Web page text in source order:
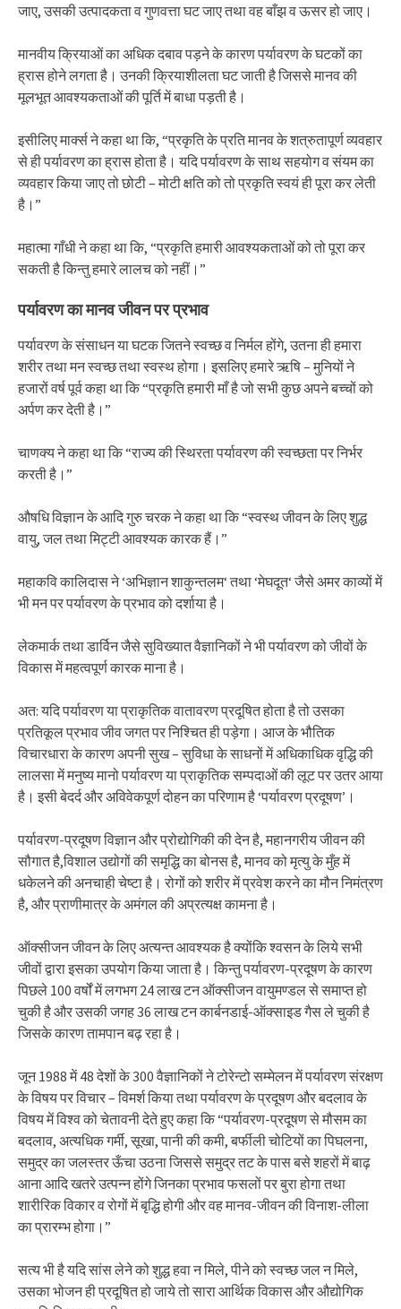
जाए, उसकी उत्पादकता व गुणवत्ता घट जाए तथा वह बाँझ व ऊसर हो जाए।
मानवीय क्रियाओं का अधिक दबाव पड़ने के कारण पर्यावरण के घटकों का
ह्रास होने लगता है। उनकी क्रियाशीलता घट जाती है जिससे मानव की
मूलभूत आवश्यकताओं की पूर्ति में बाधा पड़ती है।
इसीलिए मार्क्स ने कहा था कि, “प्रकृति के प्रति मानव के शत्रुतापूर्ण व्यवहार
से ही पर्यावरण का ह्रास होता है। यदि पर्यावरण के साथ सहयोग व संयम का
व्यवहार किया जाए तो छोटी – मोटी क्षति को तो प्रकृति स्वयं ही पूरा कर लेती
है।”
महात्मा गाँधी ने कहा था कि, “प्रकृति हमारी आवश्यकताओं को तो पूरा कर
सकती है किन्तु हमारे लालच को नहीं।”
पर्यावरण का मानव जीवन पर प्रभाव
पर्यावरण के संसाधन या घटक जितने स्वच्छ व निर्मल होंगे, उतना ही हमारा
शरीर तथा मन स्वच्छ तथा स्वस्थ होगा। इसलिए हमारे ऋषि – मुनियों ने
हजारों वर्ष पूर्व कहा था कि “प्रकृति हमारी माँ है जो सभी कुछ अपने बच्चों को
अर्पण कर देती है।”
चाणक्य ने कहा था कि “राज्य की स्थिरता पर्यावरण की स्वच्छता पर निर्भर
करती है।”
औषधि विज्ञान के आदि गुरु चरक ने कहा था कि “स्वस्थ जीवन के लिए शुद्ध
वायु, जल तथा मिट्टी आवश्यक कारक हैं।”
महाकवि कालिदास ने ‘अभिज्ञान शाकुन्तलम‘ तथा ‘मेघदूत‘ जैसे अमर काव्यों में
भी मन पर पर्यावरण के प्रभाव को दर्शाया है।
लेकमार्क तथा डार्विन जैसे सुविख्यात वैज्ञानिकों ने भी पर्यावरण को जीवों के
विकास में महत्वपूर्ण कारक माना है।
अत: यदि पर्यावरण या प्राकृतिक वातावरण प्रदूषित होता है तो उसका
प्रतिकूल प्रभाव जीव जगत पर निश्चित ही पड़ेगा। आज के भौतिक
विचारधारा के कारण अपनी सुख – सुविधा के साधनों में अधिकाधिक वृद्धि की
लालसा में मनुष्य मानो पर्यावरण या प्राकृतिक सम्पदाओं की लूट पर उतर आया
है। इसी बेदर्द और अविवेकपूर्ण दोहन का परिणाम है ‘पर्यावरण प्रदूषण’।
पर्यावरण-प्रदूषण विज्ञान और प्रोद्योगिकी की देन है, महानगरीय जीवन की
सौगात है,विशाल उद्योगों की समृद्धि का बोनस है, मानव को मृत्यु के मुँह में
धकेलने की अनचाही चेष्टा है। रोगों को शरीर में प्रवेश करने का मौन निमंत्रण
है, और प्राणीमात्र के अमंगल की अप्रत्यक्ष कामना है।
ऑक्सीजन जीवन के लिए अत्यन्त आवश्यक है क्योंकि श्वसन के लिये सभी
जीवों द्वारा इसका उपयोग किया जाता है। किन्तु पर्यावरण-प्रदूषण के कारण
पिछले 100 वर्षों में लगभग 24 लाख टन ऑक्सीजन वायुमण्डल से समाप्त हो
चुकी है और उसकी जगह 36 लाख टन कार्बनडाई-ऑक्साइड गैस ले चुकी है
जिसके कारण तामपान बढ़ रहा है।
जून 1988 में 48 देशों के 300 वैज्ञानिकों ने टोरेन्टो सम्मेलन में पर्यावरण संरक्षण
के विषय पर विचार – विमर्श किया तथा पर्यावरण के प्रदूषण और बदलाव के
विषय में विश्व को चेतावनी देते हुए कहा कि “पर्यावरण-प्रदूषण से मौसम का
बदलाव, अत्यधिक गर्मी, सूखा, पानी की कमी, बर्फीली चोटियों का पिघलना,
समुद्र का जलस्तर ऊँचा उठना जिससे समुद्र तट के पास बसे शहरों में बाढ़
आना आदि खतरे उत्पन्न होंगे जिनका प्रभाव फसलों पर बुरा होगा तथा
शारीरिक विकार व रोगों में बृद्धि होगी और वह मानव-जीवन की विनाश-लीला
का प्रारम्भ होगा।”
सत्य भी है यदि सांस लेने को शुद्ध हवा न मिले, पीने को स्वच्छ जल न मिले,
उसका भोजन ही प्रदूषित हो जाये तो सारा आर्थिक विकास और औद्योगिक